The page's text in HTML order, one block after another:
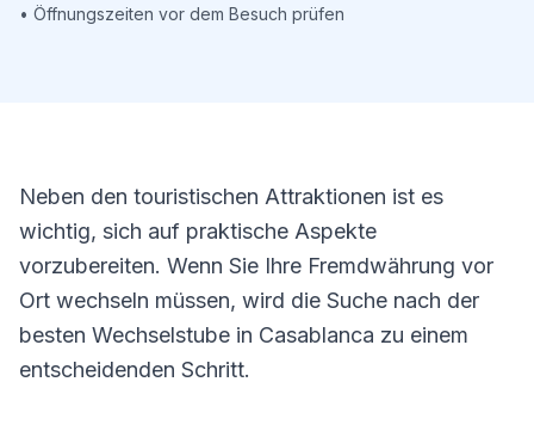
• Öffnungszeiten vor dem Besuch prüfen
Neben den touristischen Attraktionen ist es
wichtig, sich auf praktische Aspekte
vorzubereiten. Wenn Sie Ihre Fremdwährung vor
Ort wechseln müssen, wird die Suche nach der
besten Wechselstube in Casablanca zu einem
entscheidenden Schritt.